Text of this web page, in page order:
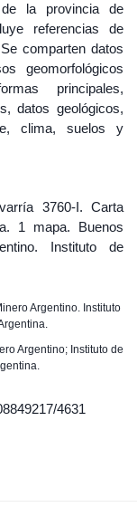
de la provincia de
referencias de
comparten datos
geomorfológicos
principales,
datos geológicos,
clima, suelos y
3760-I. Carta
1 mapa. Buenos
Instituto de
Argentino. Instituto
Argentino; Instituto de
4631